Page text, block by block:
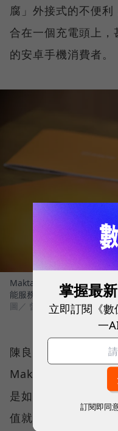
腐」外接式的不便
合在一個充電頭上
的安卓手機消費者。
Maktar新產品「Qubii
能服務到安卓消費者。
圖／ 曾令懷攝影
陳良信笑著解釋，
Maktar，那是一種
是如果將這些設備
值就在備份後的這
掌握最
立即訂閱《
一
訂閱即同